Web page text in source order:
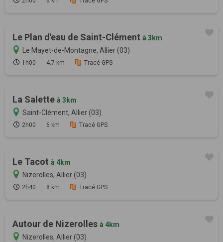
Le Plan d'eau de Saint-Clément à 3km
Le Mayet-de-Montagne, Allier (03)
1h00 4.7 km Tracé GPS
La Salette à 3km
Saint-Clément, Allier (03)
2h00 6 km Tracé GPS
Le Tacot à 4km
Nizerolles, Allier (03)
2h40 8 km Tracé GPS
Autour de Nizerolles à 4km
Nizerolles, Allier (03)